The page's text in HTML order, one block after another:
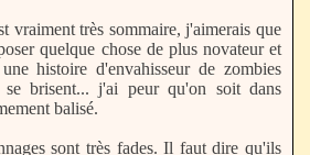
vraiment très sommaire, j'aimerais que
quelque chose de plus novateur et
histoire d'envahisseur de zombies
brisent... j'ai peur qu'on soit dans
balisé.
sont très fades. Il faut dire qu'ils